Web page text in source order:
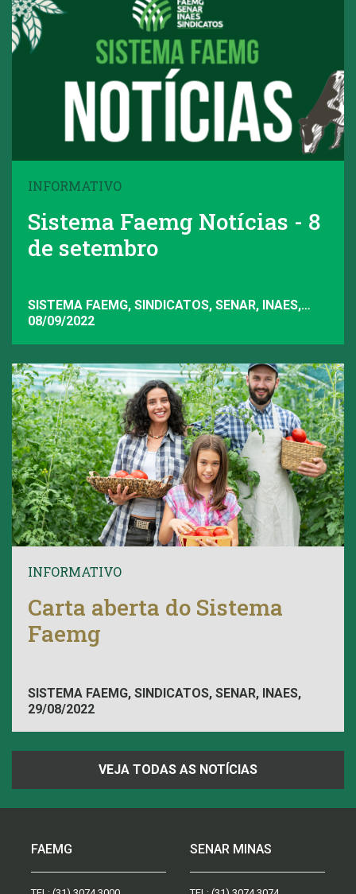
INFORMATIVO
Sistema Faemg Notícias - 8
de setembro
SISTEMA FAEMG, SINDICATOS, SENAR, INAES,
FAEMG
08/09/2022
INFORMATIVO
Carta aberta do Sistema
Faemg
SISTEMA FAEMG, SINDICATOS, SENAR, INAES,
FAEMG
29/08/2022
VEJA TODAS AS NOTÍCIAS
FAEMG SENAR MINAS